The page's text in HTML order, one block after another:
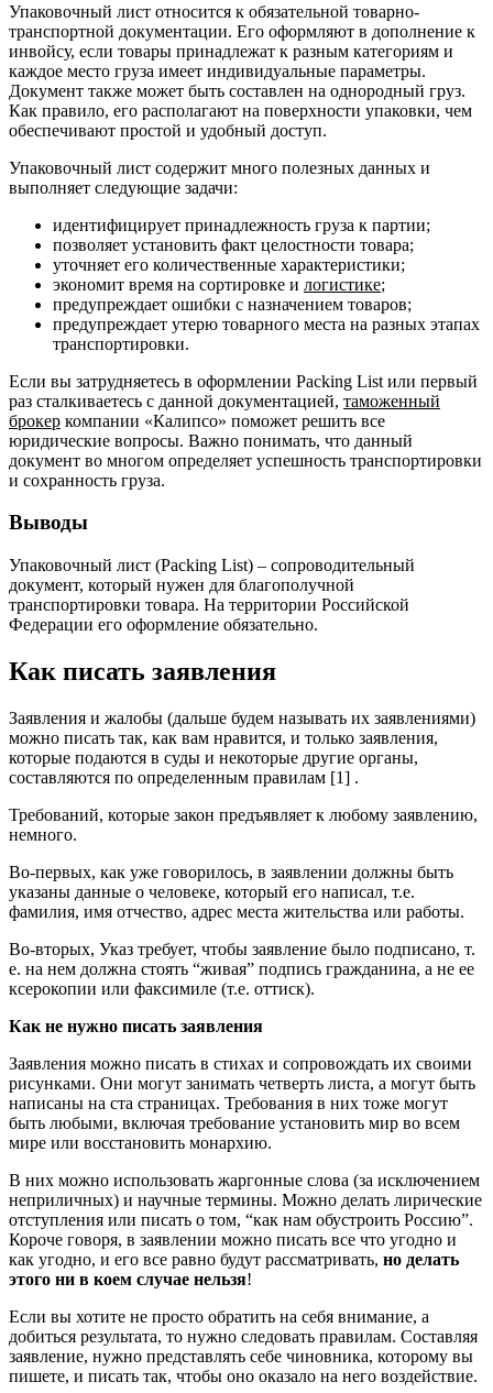
Упаковочный лист относится к обязательной товарно-
транспортной документации. Его оформляют в дополнение к
инвойсу, если товары принадлежат к разным категориям и
каждое место груза имеет индивидуальные параметры.
Документ также может быть составлен на однородный груз.
Как правило, его располагают на поверхности упаковки, чем
обеспечивают простой и удобный доступ.
Упаковочный лист содержит много полезных данных и
выполняет следующие задачи:
идентифицирует принадлежность груза к партии;
позволяет установить факт целостности товара;
уточняет его количественные характеристики;
экономит время на сортировке и логистике;
предупреждает ошибки с назначением товаров;
предупреждает утерю товарного места на разных этапах
транспортировки.
Если вы затрудняетесь в оформлении Packing List или первый
раз сталкиваетесь с данной документацией, таможенный
брокер компании «Калипсо» поможет решить все
юридические вопросы. Важно понимать, что данный
документ во многом определяет успешность транспортировки
и сохранность груза.
Выводы
Упаковочный лист (Packing List) – сопроводительный
документ, который нужен для благополучной
транспортировки товара. На территории Российской
Федерации его оформление обязательно.
Как писать заявления
Заявления и жалобы (дальше будем называть их заявлениями)
можно писать так, как вам нравится, и только заявления,
которые подаются в суды и некоторые другие органы,
составляются по определенным правилам [1] .
Требований, которые закон предъявляет к любому заявлению,
немного.
Во-первых, как уже говорилось, в заявлении должны быть
указаны данные о человеке, который его написал, т.е.
фамилия, имя отчество, адрес места жительства или работы.
Во-вторых, Указ требует, чтобы заявление было подписано, т.
е. на нем должна стоять “живая” подпись гражданина, а не ее
ксерокопии или факсимиле (т.е. оттиск).
Как не нужно писать заявления
Заявления можно писать в стихах и сопровождать их своими
рисунками. Они могут занимать четверть листа, а могут быть
написаны на ста страницах. Требования в них тоже могут
быть любыми, включая требование установить мир во всем
мире или восстановить монархию.
В них можно использовать жаргонные слова (за исключением
неприличных) и научные термины. Можно делать лирические
отступления или писать о том, “как нам обустроить Россию”.
Короче говоря, в заявлении можно писать все что угодно и
как угодно, и его все равно будут рассматривать, но делать
этого ни в коем случае нельзя!
Если вы хотите не просто обратить на себя внимание, а
добиться результата, то нужно следовать правилам. Составляя
заявление, нужно представлять себе чиновника, которому вы
пишете, и писать так, чтобы оно оказало на него воздействие.